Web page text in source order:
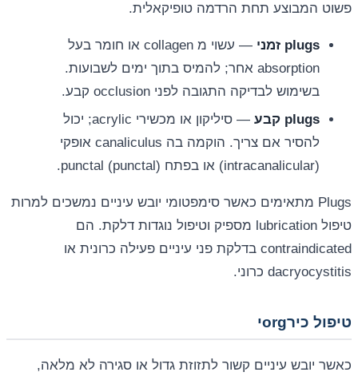
פשוט המבוצע תחת הרדמה טופיקאלית.
plugs זמני
— עשוי מ collagen או חומר בעל
absorption אחר; להמיס בתוך ימים לשבועות.
בשימוש לבדיקה התגובה לפני occlusion קבע.
plugs קבע
— סיליקון או מכשירי acrylic; יכול
להסיר אם צריך. הוקמה בה canaliculus אופקי
(intracanalicular) או בפתח punctal (punctal).
Plugs מתאימים כאשר סימפטומי יובש עיניים נמשכים למרות
טיפול lubrication מספיק וטיפול נוגדות דלקת. הם
contraindicated בדלקת פני עיניים פעילה כרונית או
dacryocystitis כרוני.
טיפול כירorgי
כאשר יובש עיניים קשור לתזוזת גדול או סגירה לא מלאה,